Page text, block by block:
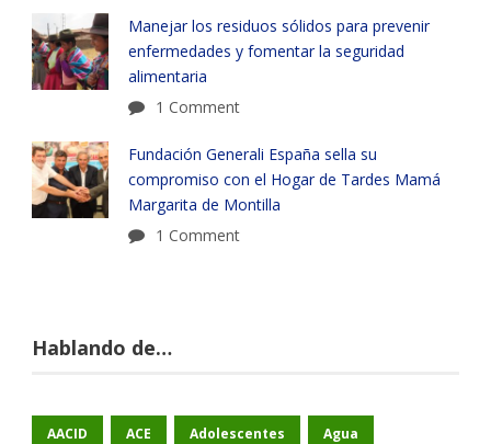
Manejar los residuos sólidos para prevenir
enfermedades y fomentar la seguridad
alimentaria
1 Comment
Fundación Generali España sella su
compromiso con el Hogar de Tardes Mamá
Margarita de Montilla
1 Comment
Hablando de…
AACID ACE Adolescentes Agua